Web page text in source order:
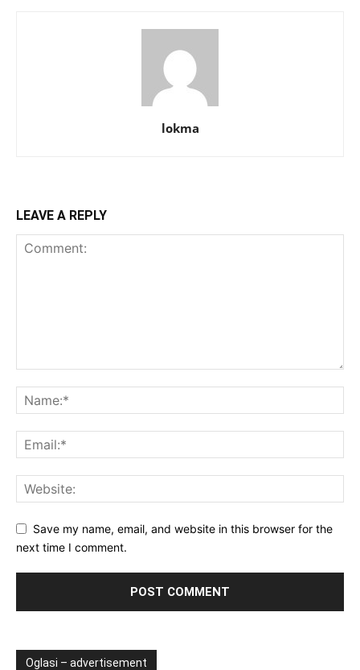
lokma
LEAVE A REPLY
Save my name, email, and website in this browser for the
next time I comment.
Oglasi – advertisement